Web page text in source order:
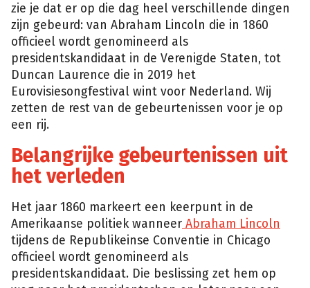
zie je dat er op die dag heel verschillende dingen
zijn gebeurd: van Abraham Lincoln die in 1860
officieel wordt genomineerd als
presidentskandidaat in de Verenigde Staten, tot
Duncan Laurence die in 2019 het
Eurovisiesongfestival wint voor Nederland. Wij
zetten de rest van de gebeurtenissen voor je op
een rij.
Belangrijke gebeurtenissen uit
het verleden
Het jaar 1860 markeert een keerpunt in de
Amerikaanse politiek wanneer Abraham Lincoln
tijdens de Republikeinse Conventie in Chicago
officieel wordt genomineerd als
presidentskandidaat. Die beslissing zet hem op